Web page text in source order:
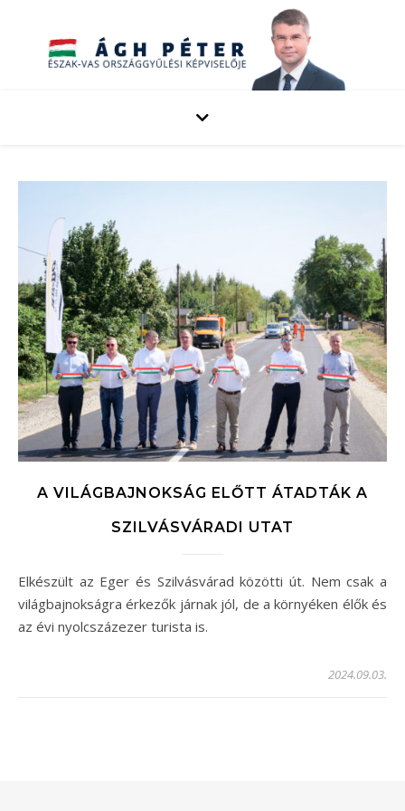
A VILÁGBAJNOKSÁG ELŐTT ÁTADTÁK A
SZILVÁSVÁRADI UTAT
Elkészült az Eger és Szilvásvárad közötti út. Nem csak a
világbajnokságra érkezők járnak jól, de a környéken élők és
az évi nyolcszázezer turista is.
2024.09.03.